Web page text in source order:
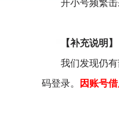
开小号频繁
【补充说明】
我们发现仍
码登录。
因账号